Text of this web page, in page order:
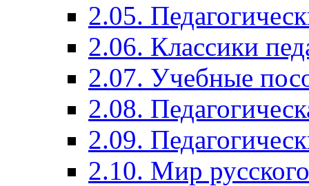
2.05.
2.06. Классики
2.07. Учебные
2.08.
2.09.
2.10. Мир